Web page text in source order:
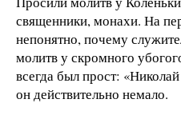
священники, монахи. На
непонятно, почему
молитв у скромного
всегда был прост:
он действительно немало.